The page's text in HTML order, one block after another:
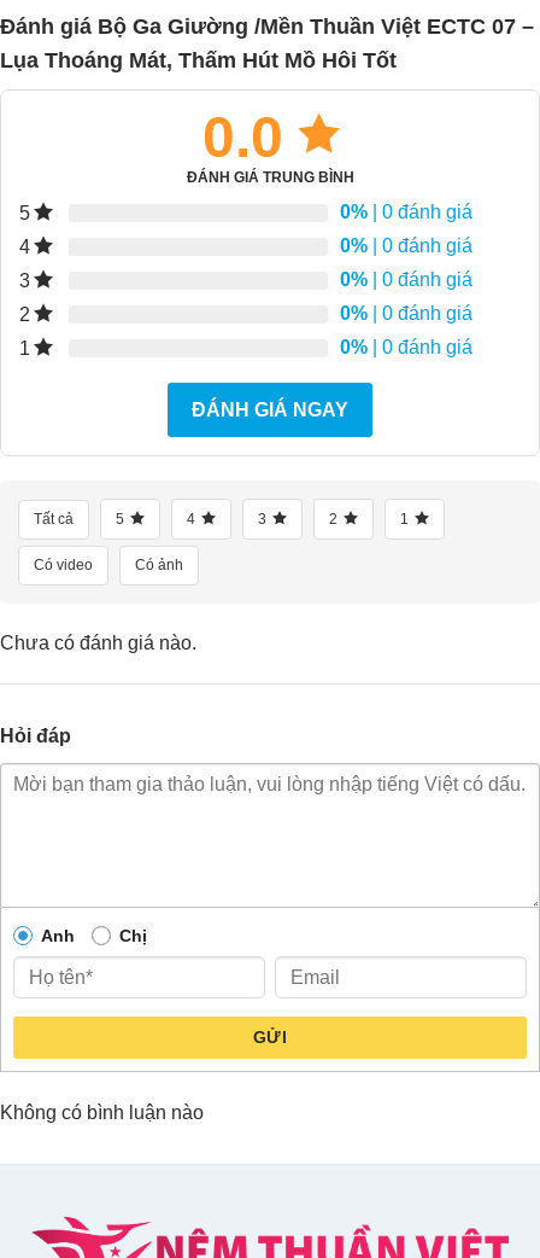
680.000₫
1.420.000₫
680.000₫
Đánh giá Bộ Ga Giường /Mền Thuần Việt ECTC 07 –
Lụa Thoáng Mát, Thấm Hút Mồ Hôi Tốt
0.0
ĐÁNH GIÁ TRUNG BÌNH
5 0% | 0 đánh giá
4
0% | 0 đánh giá
3
0% | 0 đánh giá
2
0% | 0 đánh giá
1
0% | 0 đánh giá
ĐÁNH GIÁ NGAY
Tất cả 5 4 3 2 1
Có video Có ảnh
Chưa có đánh giá nào.
Hỏi đáp
Anh Chị
GỬI
Không có bình luận nào